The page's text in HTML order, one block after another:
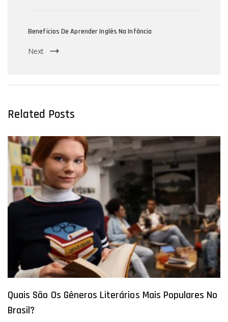
Benefícios De Aprender Inglês Na Infância
Next
Related Posts
Quais São Os Gêneros Literários Mais Populares No
Brasil?